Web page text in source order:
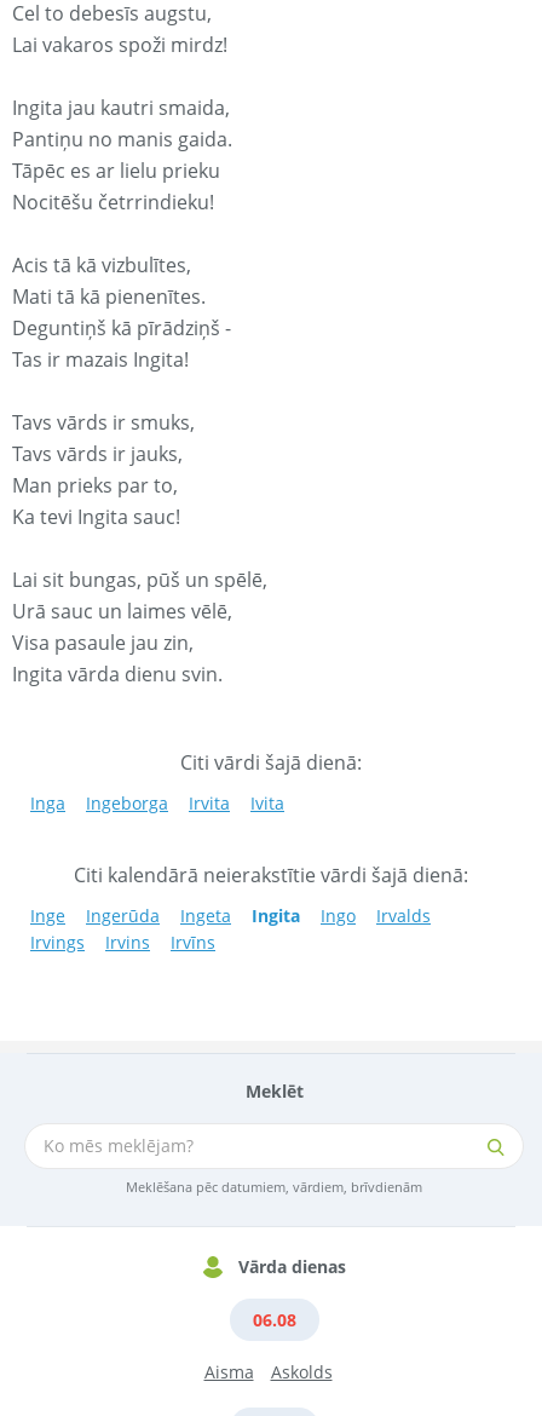
Meklēt
Meklēšana pēc datumiem, vārdiem, brīvdienām
Vārda dienas
06.08
Aisma Askolds
Cel to debesīs augstu,
Lai vakaros spoži mirdz!
Ingita jau kautri smaida,
Pantiņu no manis gaida.
Tāpēc es ar lielu prieku
Nocitēšu četrrindieku!
Acis tā kā vizbulītes,
Mati tā kā pienenītes.
Deguntiņš kā pīrādziņš -
Tas ir mazais Ingita!
Tavs vārds ir smuks,
Tavs vārds ir jauks,
Man prieks par to,
Ka tevi Ingita sauc!
Lai sit bungas, pūš un spēlē,
Urā sauc un laimes vēlē,
Visa pasaule jau zin,
Ingita vārda dienu svin.
Citi vārdi šajā dienā:
Inga Ingeborga Irvita Ivita
Citi kalendārā neierakstītie vārdi šajā dienā:
Inge Ingerūda Ingeta Ingita Ingo
Irvalds
Irvings
Irvins Irvīns